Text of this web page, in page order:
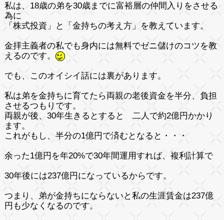
私は、18歳の弟を30歳までに富裕層の仲間入りをさせる
為に
「株式投資」と「金持ちの考え方」を教えています。
金拝主義者の私でも身内には無料でゼニ儲けのコツを教
えるのです。
でも、このオイシイ話には裏があります。
私は弟を金持ちに育てたら両親の老後資金を半分、負担
させるつもりです。
両親が後、30年生きるとすると 二人で約2億円かかり
ます。
これがもし、半分の1億円で済むとなると・・・
余った1億円を年20%で30年間運用すれば、複利計算で
30年後には237億円になっているからです。
つまり、弟が金持ちにならないと私の生涯賃金は237億
円 も少なくなるのです。